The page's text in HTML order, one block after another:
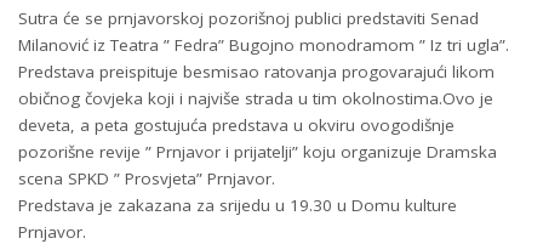
Sutra će se prnjavorskoj pozorišnoj publici predstaviti Senad
Milanović iz Teatra ” Fedra” Bugojno monodramom ” Iz tri ugla”.
Predstava preispituje besmisao ratovanja progovarajući likom
običnog čovjeka koji i najviše strada u tim okolnostima.Ovo je
deveta, a peta gostujuća predstava u okviru ovogodišnje
pozorišne revije ” Prnjavor i prijatelji” koju organizuje Dramska
scena SPKD ” Prosvjeta” Prnjavor.
Predstava je zakazana za srijedu u 19.30 u Domu kulture
Prnjavor.